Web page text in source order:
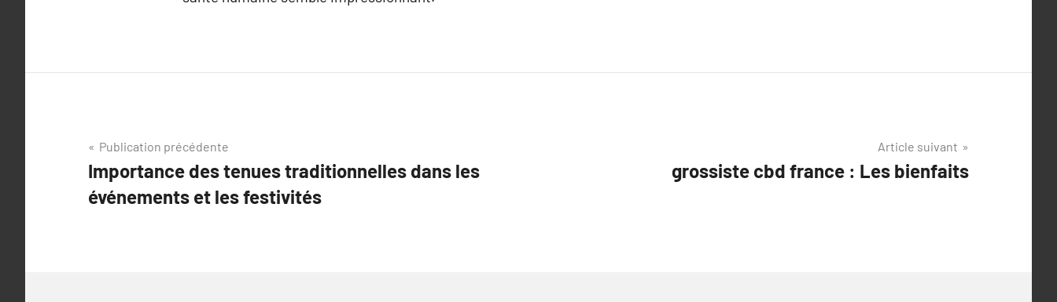
Navigation
de
l’article
Publication précédente
Importance des tenues traditionnelles dans les
événements et les festivités
Article suivant
grossiste cbd france : Les bienfaits